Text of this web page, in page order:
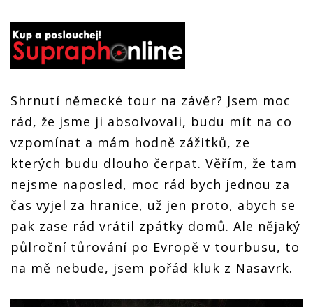
Shrnutí německé tour na závěr? Jsem moc
rád, že jsme ji absolvovali, budu mít na co
vzpomínat a mám hodně zážitků, ze
kterých budu dlouho čerpat. Věřím, že tam
nejsme naposled, moc rád bych jednou za
čas vyjel za hranice, už jen proto, abych se
pak zase rád vrátil zpátky domů. Ale nějaký
půlroční tůrování po Evropě v tourbusu, to
na mě nebude, jsem pořád kluk z Nasavrk.